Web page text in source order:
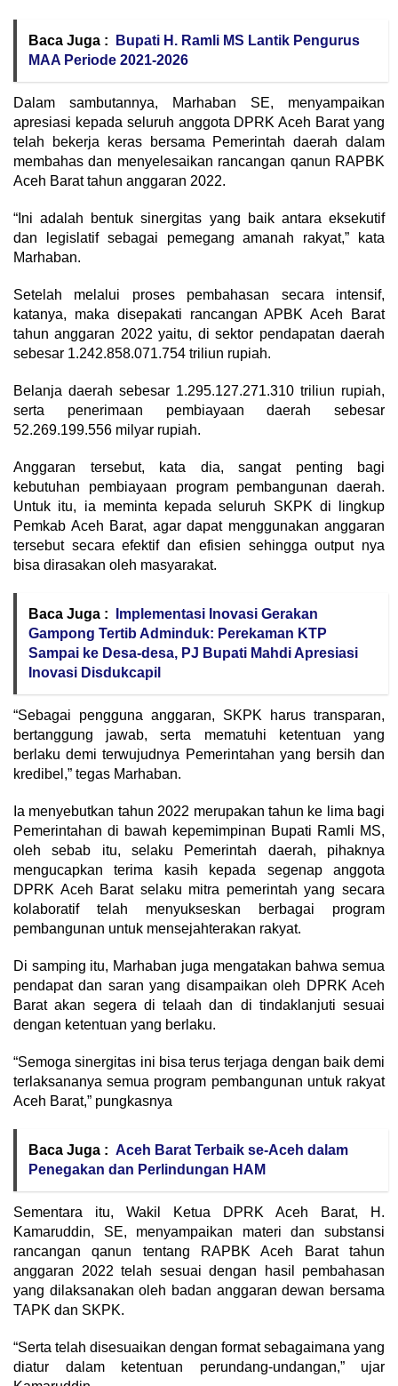
Baca Juga :
Bupati H. Ramli MS Lantik Pengurus
MAA Periode 2021-2026
Dalam sambutannya, Marhaban SE, menyampaikan
apresiasi kepada seluruh anggota DPRK Aceh Barat yang
telah bekerja keras bersama Pemerintah daerah dalam
membahas dan menyelesaikan rancangan qanun RAPBK
Aceh Barat tahun anggaran 2022.
“Ini adalah bentuk sinergitas yang baik antara eksekutif
dan legislatif sebagai pemegang amanah rakyat,” kata
Marhaban.
Setelah melalui proses pembahasan secara intensif,
katanya, maka disepakati rancangan APBK Aceh Barat
tahun anggaran 2022 yaitu, di sektor pendapatan daerah
sebesar 1.242.858.071.754 triliun rupiah.
Belanja daerah sebesar 1.295.127.271.310 triliun rupiah,
serta penerimaan pembiayaan daerah sebesar
52.269.199.556 milyar rupiah.
Anggaran tersebut, kata dia, sangat penting bagi
kebutuhan pembiayaan program pembangunan daerah.
Untuk itu, ia meminta kepada seluruh SKPK di lingkup
Pemkab Aceh Barat, agar dapat menggunakan anggaran
tersebut secara efektif dan efisien sehingga output nya
bisa dirasakan oleh masyarakat.
Baca Juga :
Implementasi Inovasi Gerakan
Gampong Tertib Adminduk: Perekaman KTP
Sampai ke Desa-desa, PJ Bupati Mahdi Apresiasi
Inovasi Disdukcapil
“Sebagai pengguna anggaran, SKPK harus transparan,
bertanggung jawab, serta mematuhi ketentuan yang
berlaku demi terwujudnya Pemerintahan yang bersih dan
kredibel,” tegas Marhaban.
Ia menyebutkan tahun 2022 merupakan tahun ke lima bagi
Pemerintahan di bawah kepemimpinan Bupati Ramli MS,
oleh sebab itu, selaku Pemerintah daerah, pihaknya
mengucapkan terima kasih kepada segenap anggota
DPRK Aceh Barat selaku mitra pemerintah yang secara
kolaboratif telah menyukseskan berbagai program
pembangunan untuk mensejahterakan rakyat.
Di samping itu, Marhaban juga mengatakan bahwa semua
pendapat dan saran yang disampaikan oleh DPRK Aceh
Barat akan segera di telaah dan di tindaklanjuti sesuai
dengan ketentuan yang berlaku.
“Semoga sinergitas ini bisa terus terjaga dengan baik demi
terlaksananya semua program pembangunan untuk rakyat
Aceh Barat,” pungkasnya
Baca Juga : Aceh Barat Terbaik se-Aceh dalam
Penegakan dan Perlindungan HAM
Sementara itu, Wakil Ketua DPRK Aceh Barat, H.
Kamaruddin, SE, menyampaikan materi dan substansi
rancangan qanun tentang RAPBK Aceh Barat tahun
anggaran 2022 telah sesuai dengan hasil pembahasan
yang dilaksanakan oleh badan anggaran dewan bersama
TAPK dan SKPK.
“Serta telah disesuaikan dengan format sebagaimana yang
diatur dalam ketentuan perundang-undangan,” ujar